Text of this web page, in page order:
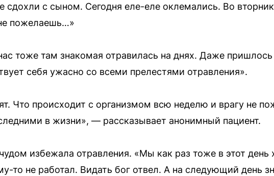
сдохли с сыном. Сегодня еле-еле оклемались. Во
пожелаешь…»
тоже там знакомая отравилась на днях. Даже
себя ужасно со всеми прелестями отравления».
Что происходит с организмом всю неделю и врагу не
в жизни», — рассказывает анонимный пациент.
избежала отравления. «Мы как раз тоже в этот день
то не работал. Видать бог отвел. А на следующий день